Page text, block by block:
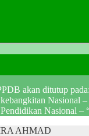
akan ditutup
Nasional
Nasional –
AHMAD